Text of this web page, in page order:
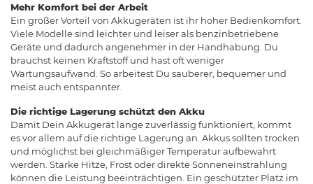
Mehr Komfort bei der Arbeit
Ein großer Vorteil von Akkugeräten ist ihr hoher Bedienkomfort.
Viele Modelle sind leichter und leiser als benzinbetriebene
Geräte und dadurch angenehmer in der Handhabung. Du
brauchst keinen Kraftstoff und hast oft weniger
Wartungsaufwand. So arbeitest Du sauberer, bequemer und
meist auch entspannter.
Die richtige Lagerung schützt den Akku
Damit Dein Akkugerät lange zuverlässig funktioniert, kommt
es vor allem auf die richtige Lagerung an. Akkus sollten trocken
und möglichst bei gleichmäßiger Temperatur aufbewahrt
werden. Starke Hitze, Frost oder direkte Sonneneinstrahlung
können die Leistung beeinträchtigen. Ein geschützter Platz im